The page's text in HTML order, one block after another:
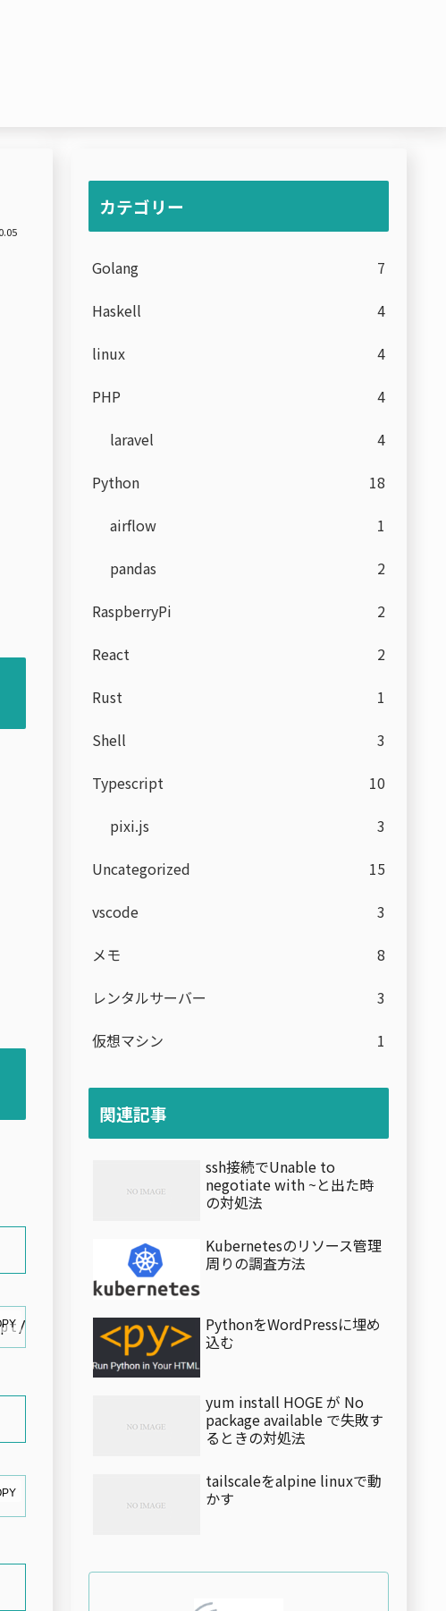
sources.list.d/dkron.list
カテゴリー
Golang
7
Haskell
4
linux
4
PHP
4
laravel
4
Python
18
airflow
1
pandas
2
RaspberryPi
2
React
2
Rust
1
Shell
3
Typescript
10
pixi.js
3
Uncategorized
15
vscode
3
メモ
8
レンタルサーバー
3
仮想マシン
1
関連記事
ssh接続でUnable to
negotiate with ~と出た時
の対処法
Kubernetesのリソース管理
周りの調査方法
PythonをWordPressに埋め
込む
yum install HOGE が No
package available で失敗す
るときの対処法
tailscaleをalpine linuxで動
かす